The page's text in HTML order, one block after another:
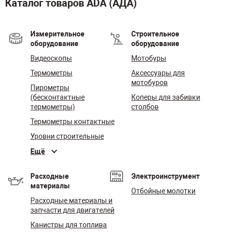
Каталог товаров ADA (АДА)
Измерительное
оборудование
Видеоскопы
Термометры
Пирометры
(бесконтактные
термометры)
Термометры контактные
Уровни строительные
Ещё
Строительное
оборудование
Мотобуры
Аксессуары для
мотобуров
Коперы для забивки
столбов
Расходные
материалы
Расходные материалы и
запчасти для двигателей
Канистры для топлива
Электроинструмент
Отбойные молотки